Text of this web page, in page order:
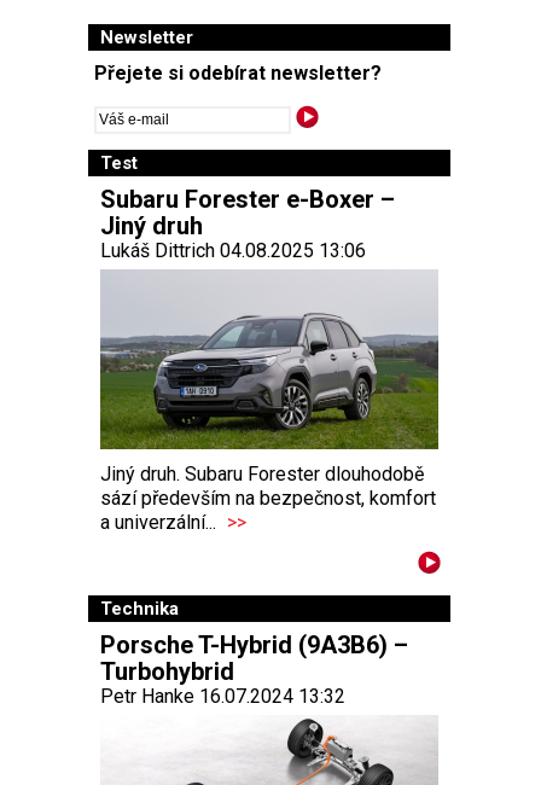
Newsletter
Přejete si odebírat newsletter?
Test
Subaru Forester e-Boxer –
Jiný druh
Lukáš Dittrich 04.08.2025 13:06
Jiný druh. Subaru Forester dlouhodobě
sází především na bezpečnost, komfort
a univerzální... >>
Technika
Porsche T-Hybrid (9A3B6) –
Turbohybrid
Petr Hanke 16.07.2024 13:32